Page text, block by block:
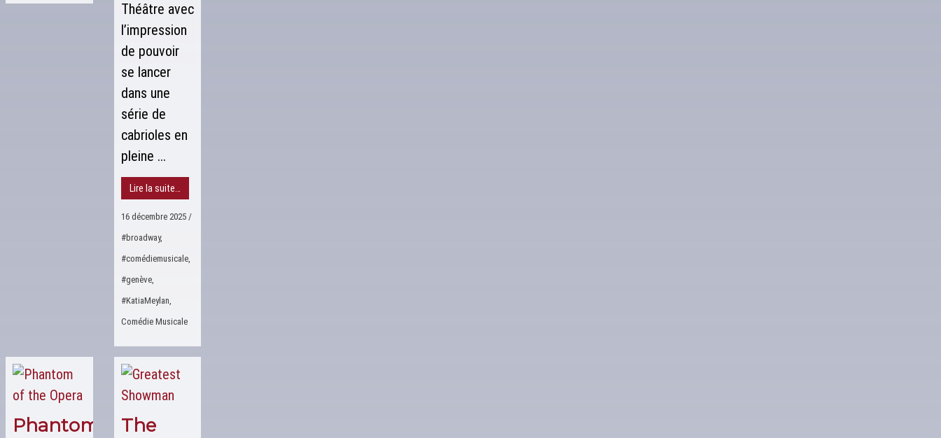
Théâtre avec
l’impression
de pouvoir
se lancer
dans une
série de
cabrioles en
pleine ...
Lire la suite…
16 décembre 2025/
#broadway,
#comédiemusicale,
#genève,
#KatiaMeylan,
Comédie Musicale
Phantom
The